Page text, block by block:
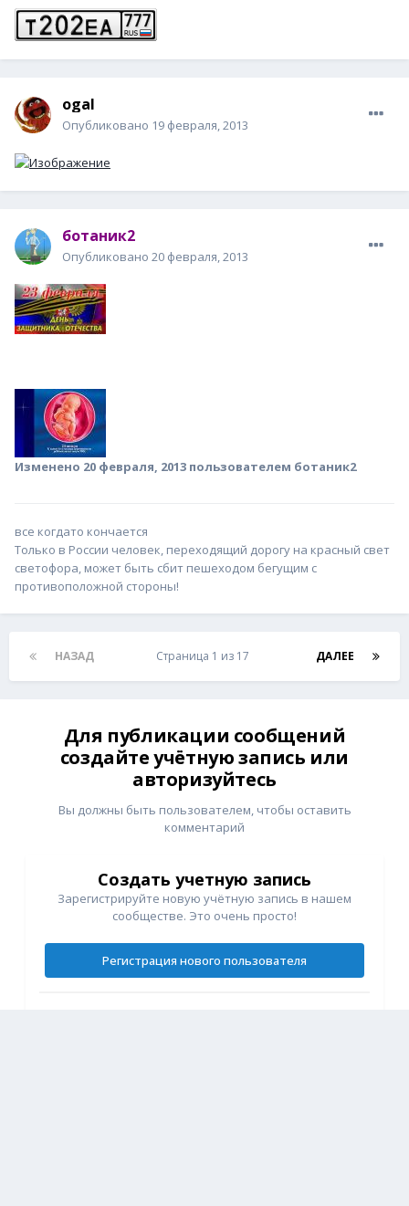
ogal
Опубликовано 19 февраля, 2013
ботаник2
Опубликовано 20 февраля, 2013
Изменено 20 февраля, 2013 пользователем ботаник2
все когдато кончается
Только в России человек, переходящий дорогу на красный свет
светофора, может быть сбит пешеходом бегущим с
противоположной стороны!
НАЗАД ДАЛЕЕ
Страница 1 из 17
Для публикации сообщений
создайте учётную запись или
авторизуйтесь
Вы должны быть пользователем, чтобы оставить
комментарий
Создать учетную запись
Зарегистрируйте новую учётную запись в нашем
сообществе. Это очень просто!
Регистрация нового пользователя